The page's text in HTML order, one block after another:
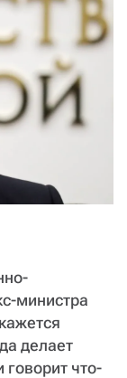
министра
делает
что-
или